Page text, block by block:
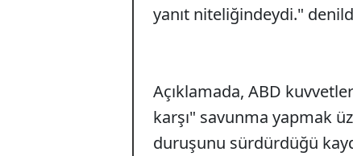
yanıt niteliğindeydi."
Açıklamada, ABD
karşı" savunma yapmak
duruşunu sürdürdüğü